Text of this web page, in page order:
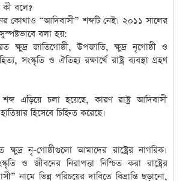
কী বলে?
কোথাও “আদিবাসী” শব্দটি নেই। ২০১১ সালের
বলা হয়:
ক্ষুদ্র জাতিগোষ্ঠী, উপজাতি, ক্ষুদ্র নৃগোষ্ঠী ও
সংস্কৃতি ও ঐতিহ্য রক্ষার্থে রাষ্ট্র ব্যবস্থা গ্রহণ
এড়িয়ে চলা হয়েছে, কারণ রাষ্ট্র আদিবাসী
হিসেবে চিহ্নিত করেছে।
ক্ষুদ্র নৃ-গোষ্ঠীগুলো আমাদের রাষ্ট্রের নাগরিক।
ও জীবনের নিরাপত্তা নিশ্চিত করা রাষ্ট্রের
নামে ভিন্ন পরিচয়ের দাবিতে বিভ্রান্তি ছড়ানো,